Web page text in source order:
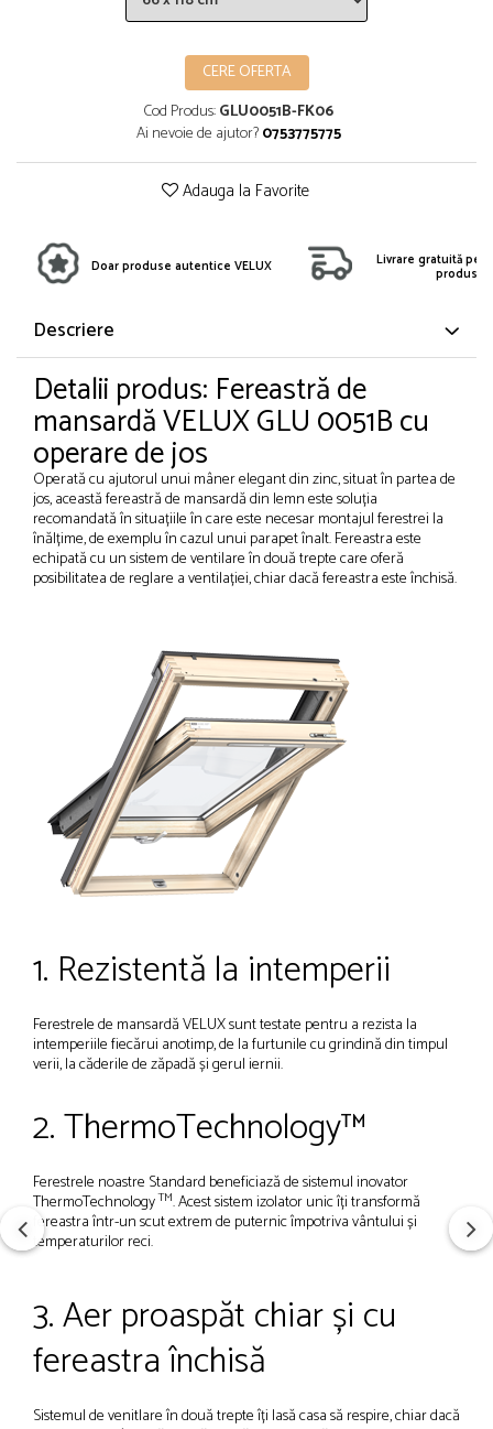
CERE OFERTA
Cod Produs:GLU0051B-FK06
Ai nevoie de ajutor?0753775775
Adauga la Favorite
Doar produse autentice VELUX Livrare gratuită
produs
Descriere
Detalii produs: Fereastră de
mansardă VELUX GLU 0051B cu
operare de jos
Operată cu ajutorul unui mâner elegant din zinc, situat în partea de
jos, această fereastră de mansardă din lemn este soluția
recomandată în situațiile în care este necesar montajul ferestrei la
înălțime, de exemplu în cazul unui parapet înalt. Fereastra este
echipată cu un sistem de ventilare în două trepte care oferă
posibilitatea de reglare a ventilației, chiar dacă fereastra este închisă.
1. Rezistentă la intemperii
Ferestrele de mansardă VELUX sunt testate pentru a rezista la
intemperiile fiecărui anotimp, de la furtunile cu grindină din timpul
verii, la căderile de zăpadă și gerul iernii.
2. ThermoTechnology™
Ferestrele noastre Standard beneficiază de sistemul inovator
ThermoTechnologyTM. Acest sistem izolator unic îți transformă
fereastra într-un scut extrem de puternic împotriva vântului și
temperaturilor reci.
3. Aer proaspăt chiar și cu
fereastra închisă
Sistemul de venitlare în două trepte îți lasă casa să respire, chiar dacă